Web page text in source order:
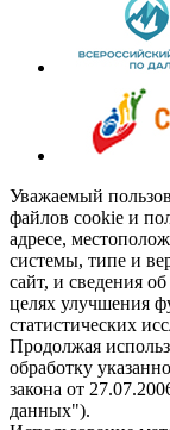
Уважаемый
файлов cookie и
адресе,
системы, типе и
сайт, и сведения
целях улучшения
статистических
Продолжая
обработку
закона от
данных").